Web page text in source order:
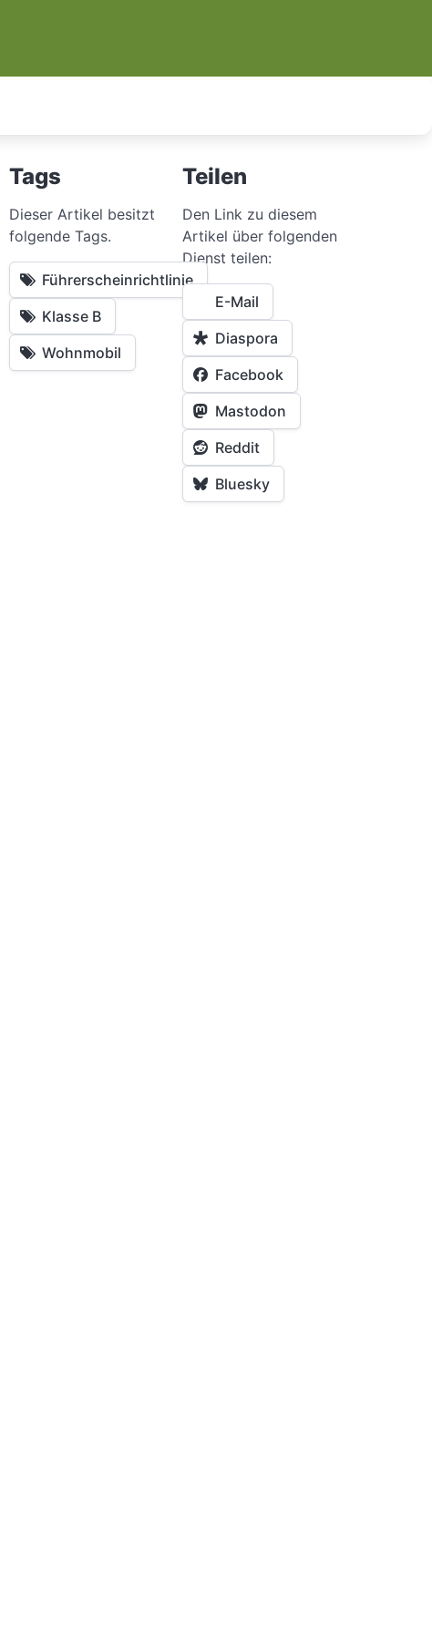
Tags
Dieser Artikel besitzt
folgende Tags.
Führerscheinrichtlinie
Klasse B
Wohnmobil
Teilen
Den Link zu diesem
Artikel über folgenden
Dienst teilen:
E-Mail
Diaspora
Facebook
Mastodon
Reddit
Bluesky